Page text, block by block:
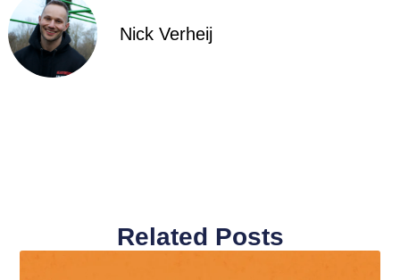
Nick Verheij
Related Posts